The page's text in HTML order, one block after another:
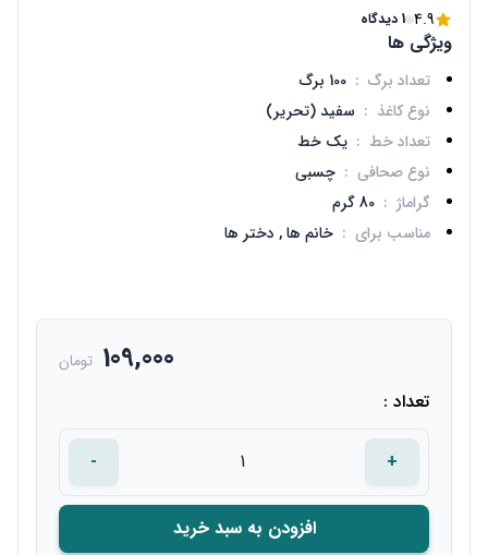
4.9 1 دیدگاه
ویژگی ها
تعداد برگ : 100 برگ
نوع کاغذ : سفید (تحریر)
تعداد خط : یک خط
نوع صحافی : چسبی
گراماژ : 80 گرم
مناسب برای : خانم ها , دختر ها
109,000 تومان
تعداد :
+
-
افزودن به سبد خرید